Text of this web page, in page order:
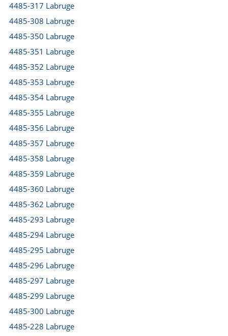
4485-317 Labruge
4485-308 Labruge
4485-350 Labruge
4485-351 Labruge
4485-352 Labruge
4485-353 Labruge
4485-354 Labruge
4485-355 Labruge
4485-356 Labruge
4485-357 Labruge
4485-358 Labruge
4485-359 Labruge
4485-360 Labruge
4485-362 Labruge
4485-293 Labruge
4485-294 Labruge
4485-295 Labruge
4485-296 Labruge
4485-297 Labruge
4485-299 Labruge
4485-300 Labruge
4485-228 Labruge